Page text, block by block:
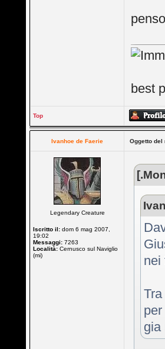
best
Top
Ivanhoe de Faerie Oggetto del
Legendary Creature
Iscritto il: dom 6 mag 2007,
19:02
Messaggi: 7263
Località: Cernusco sul Naviglio
(mi)
nei
gia